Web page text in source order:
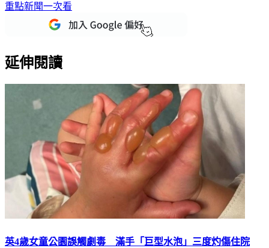
重點新聞一次看
延伸閱讀
英4歲女童公園誤觸劇毒 滿手「巨型水泡」三度灼傷住院